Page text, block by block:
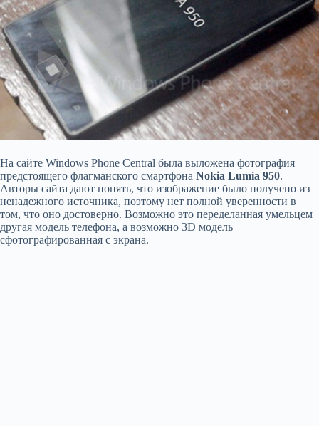
На сайте Windows Phone Central была выложена фотография
предстоящего флагманского смартфона Nokia Lumia 950.
Авторы сайта дают понять, что изображение было получено из
ненадежного источника, поэтому нет полной уверенности в
том, что оно достоверно. Возможно это переделанная умельцем
другая модель телефона, а возможно 3D модель
сфотографированная с экрана.